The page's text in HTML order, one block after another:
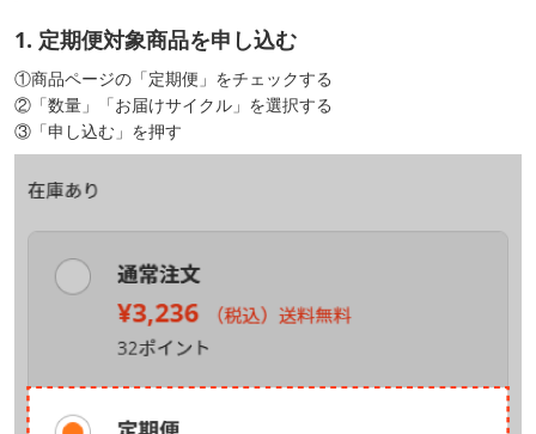
1. 定期便対象商品を申し込む
①商品ページの「定期便」をチェックする
②「数量」「お届けサイクル」を選択する
③「申し込む」を押す